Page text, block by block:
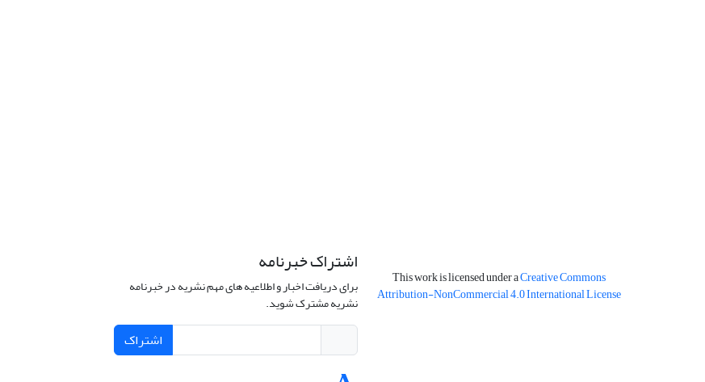
This work is licensed under aCreative Commons
Attribution-NonCommercial 4.0 International License
اشتراک خبرنامه
برای دریافت اخبار و اطلاعیه های مهم نشریه در خبرنامه
نشریه مشترک شوید.
اشتراک